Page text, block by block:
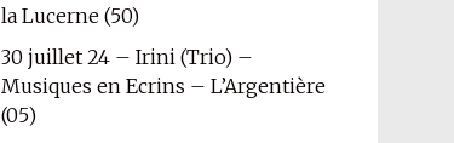
la Lucerne (50)
30 juillet 24 – Irini (Trio) –
Musiques en Ecrins – L’Argentière
(05)